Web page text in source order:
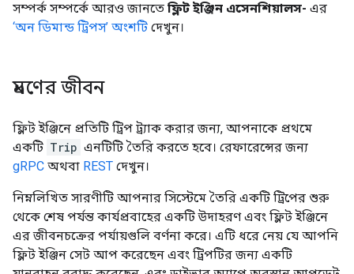
সম্পর্ক সম্পর্কে আরও জানতে ফ্লিট ইঞ্জিন এসেনশিয়ালস- এর
‘অন ডিমান্ড ট্রিপস’ অংশটি দেখুন।
ভ্রমণের জীবন
ফ্লিট ইঞ্জিনে প্রতিটি ট্রিপ ট্র্যাক করার জন্য, আপনাকে প্রথমে
একটি Trip এনটিটি তৈরি করতে হবে। রেফারেন্সের জন্য
gRPC অথবা REST দেখুন।
নিম্নলিখিত সারণীটি আপনার সিস্টেমে তৈরি একটি ট্রিপের শুরু
থেকে শেষ পর্যন্ত কার্যপ্রবাহের একটি উদাহরণ এবং ফ্লিট ইঞ্জিনে
এর জীবনচক্রের পর্যায়গুলি বর্ণনা করে। এটি ধরে নেয় যে আপনি
ফ্লিট ইঞ্জিন সেট আপ করেছেন এবং ট্রিপটির জন্য একটি